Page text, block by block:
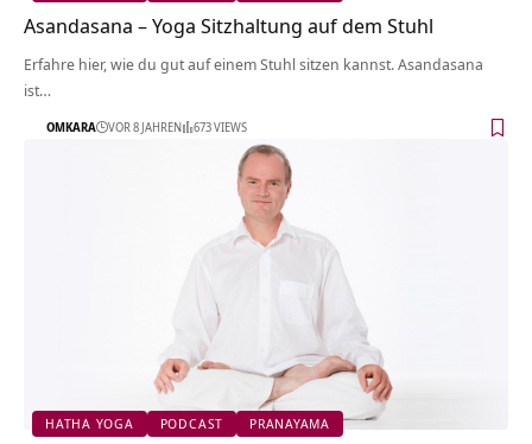
Asandasana – Yoga Sitzhaltung auf dem Stuhl
Erfahre hier, wie du gut auf einem Stuhl sitzen kannst. Asandasana
ist…
OMKARA VOR 8 JAHREN 673 VIEWS
HATHA YOGA PODCAST PRANAYAMA